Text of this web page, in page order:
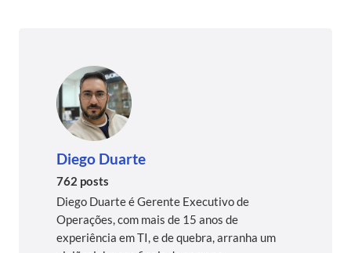
Diego Duarte
762 posts
Diego Duarte é Gerente Executivo de
Operações, com mais de 15 anos de
experiência em TI, e de quebra, arranha um